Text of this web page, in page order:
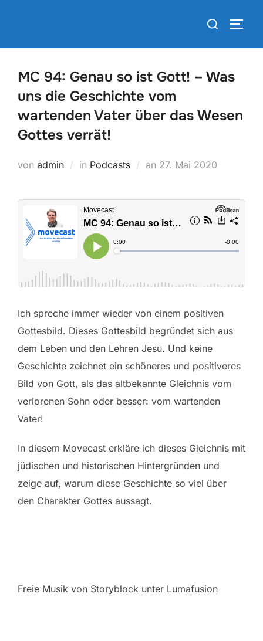
Suchen
MC 94: Genau so ist Gott! – Was
uns die Geschichte vom
wartenden Vater über das Wesen
Gottes verrät!
von admin in Podcasts an Veröffentlicht
27. Mai 2020
Ich spreche immer wieder von einem positiven
Gottesbild. Dieses Gottesbild begründet sich aus
dem Leben und den Lehren Jesu. Und keine
Geschichte zeichnet ein schöneres und positiveres
Bild von Gott, als das altbekannte Gleichnis vom
verlorenen Sohn oder besser: vom wartenden
Vater!
In diesem Movecast erkläre ich dieses Gleichnis mit
jüdischen und historischen Hintergründen und
zeige auf, warum diese Geschichte so viel über
den Charakter Gottes aussagt.
Freie Musik von Storyblock unter Lumafusion